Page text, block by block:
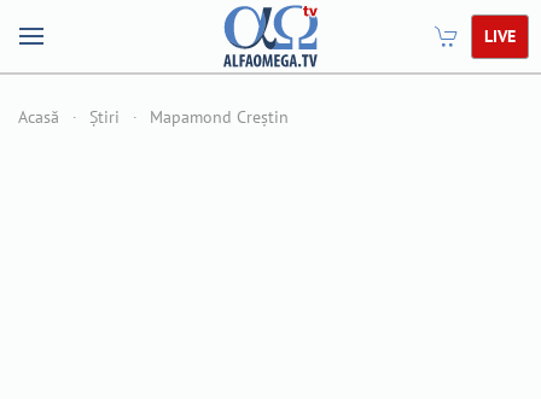
LIVE
Acasă Știri Mapamond Creștin